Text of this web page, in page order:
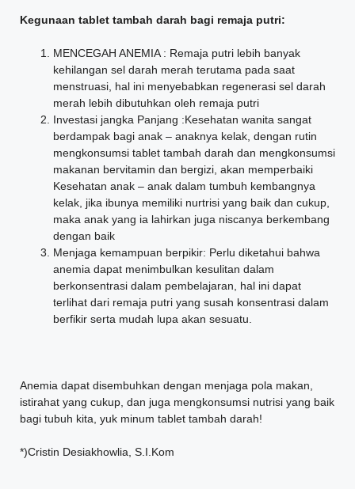
Kegunaan tablet tambah darah bagi remaja putri:
MENCEGAH ANEMIA : Remaja putri lebih banyak
kehilangan sel darah merah terutama pada saat
menstruasi, hal ini menyebabkan regenerasi sel darah
merah lebih dibutuhkan oleh remaja putri
Investasi jangka Panjang :Kesehatan wanita sangat
berdampak bagi anak – anaknya kelak, dengan rutin
mengkonsumsi tablet tambah darah dan mengkonsumsi
makanan bervitamin dan bergizi, akan memperbaiki
Kesehatan anak – anak dalam tumbuh kembangnya
kelak, jika ibunya memiliki nurtrisi yang baik dan cukup,
maka anak yang ia lahirkan juga niscanya berkembang
dengan baik
Menjaga kemampuan berpikir: Perlu diketahui bahwa
anemia dapat menimbulkan kesulitan dalam
berkonsentrasi dalam pembelajaran, hal ini dapat
terlihat dari remaja putri yang susah konsentrasi dalam
berfikir serta mudah lupa akan sesuatu.
Anemia dapat disembuhkan dengan menjaga pola makan,
istirahat yang cukup, dan juga mengkonsumsi nutrisi yang baik
bagi tubuh kita, yuk minum tablet tambah darah!
*)Cristin Desiakhowlia, S.I.Kom